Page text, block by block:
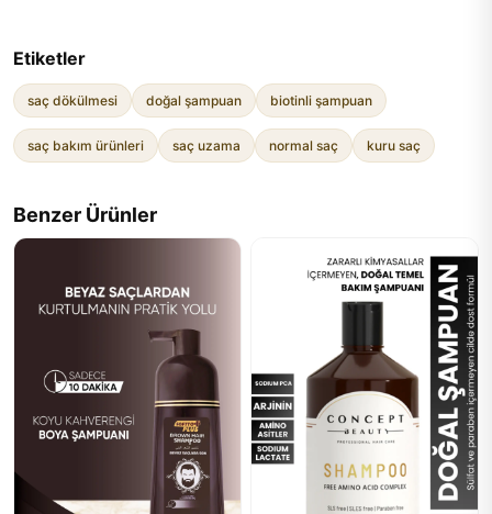
Etiketler
saç dökülmesi doğal şampuan biotinli şampuan
saç bakım ürünleri saç uzama normal saç kuru saç
Benzer Ürünler